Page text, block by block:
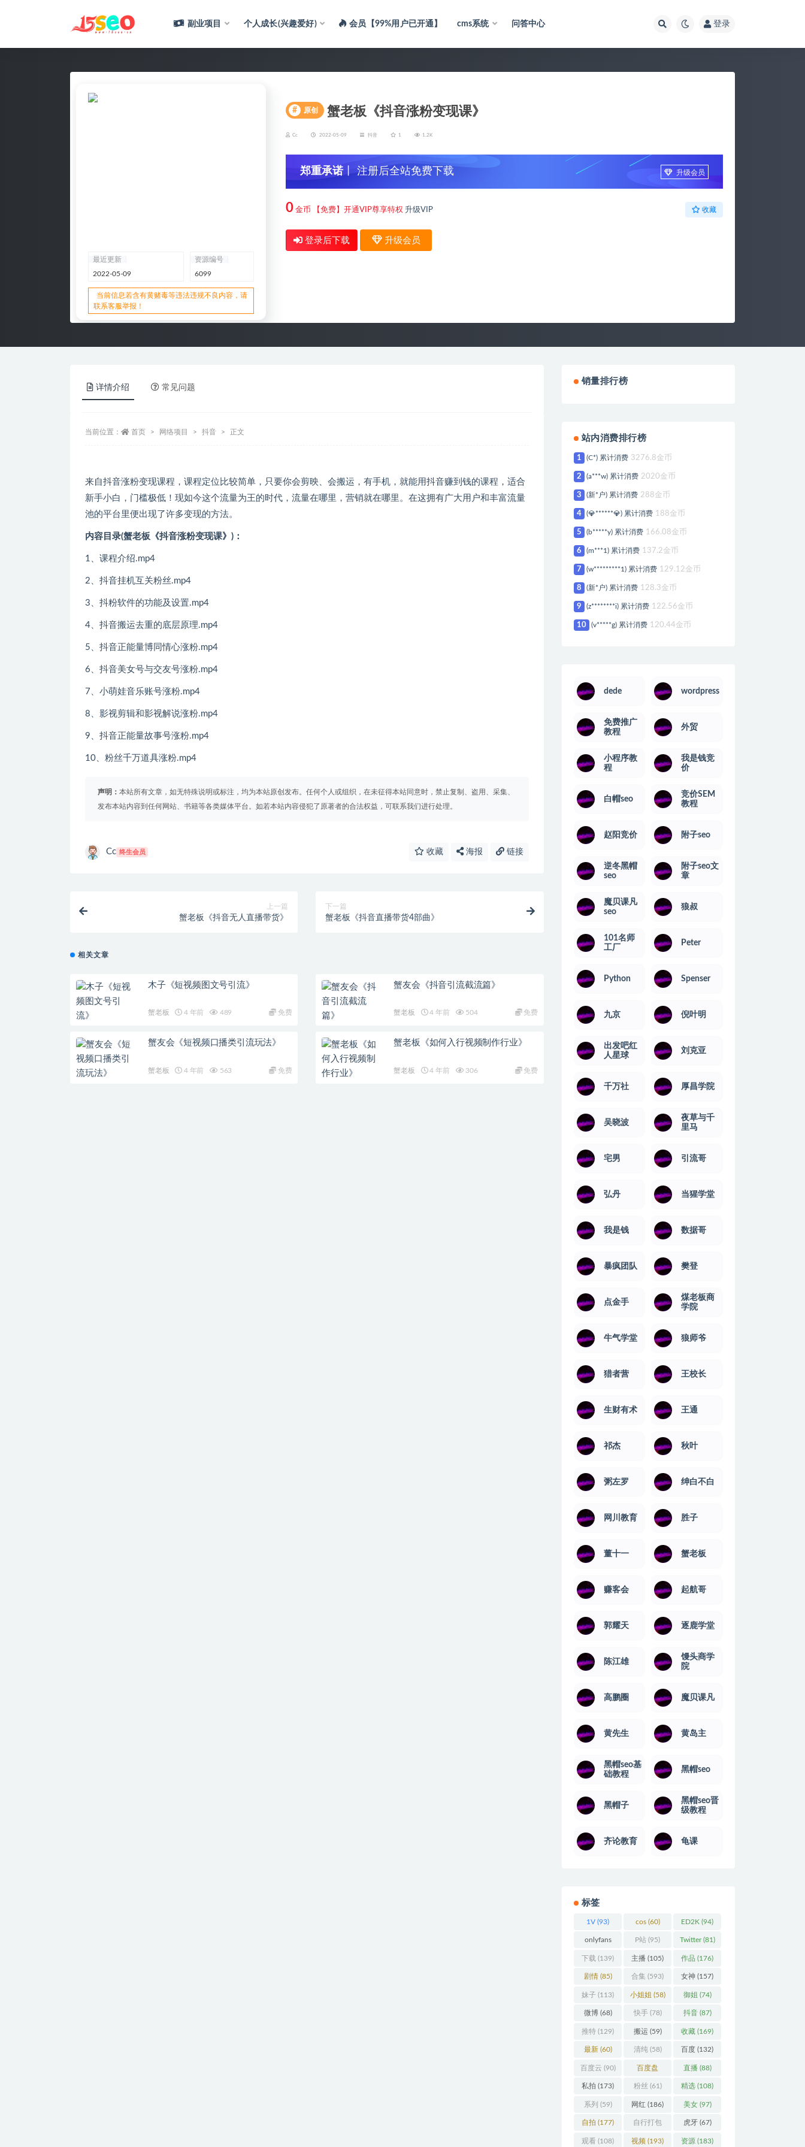
副业项目 个人成长(兴趣爱好) 会员【99%用户已开通】 cms系统 问答中心 登录
最近更新
2022-05-09
资源编号
6099
当前信息若含有黄赌毒等违法违规不良内容，请
联系客服举报！
# 原创 蟹老板《抖音涨粉变现课》
Cc 2022-05-09 抖音 1 1.2K
郑重承诺丨 注册后全站免费下载 升级会员
0 金币 【免费】开通VIP尊享特权 升级VIP 收藏
登录后下载 升级会员
详情介绍 常见问题
当前位置： 首页 网络项目 抖音 正文
来自抖音涨粉变现课程，课程定位比较简单，只要你会剪映、会搬运，有手机，就能用抖音赚到钱的课程，适合
新手小白，门槛极低！现如今这个流量为王的时代，流量在哪里，营销就在哪里。在这拥有广大用户和丰富流量
池的平台里便出现了许多变现的方法。
内容目录(蟹老板《抖音涨粉变现课》)：
1、课程介绍.mp4
2、抖音挂机互关粉丝.mp4
3、抖粉软件的功能及设置.mp4
4、抖音搬运去重的底层原理.mp4
5、抖音正能量博同情心涨粉.mp4
6、抖音美女号与交友号涨粉.mp4
7、小萌娃音乐账号涨粉.mp4
8、影视剪辑和影视解说涨粉.mp4
9、抖音正能量故事号涨粉.mp4
10、粉丝千万道具涨粉.mp4
声明： 本站所有文章，如无特殊说明或标注，均为本站原创发布。任何个人或组织，在未征得本站同意时，禁止复制、盗用、采集、
发布本站内容到任何网站、书籍等各类媒体平台。如若本站内容侵犯了原著者的合法权益，可联系我们进行处理。
Cc 终生会员 收藏 海报 链接
上一篇
蟹老板《抖音无人直播带货》
下一篇
蟹老板《抖音直播带货4部曲》
相关文章
木子《短视频图文号引流》
蟹老板 4 年前 489 免费
蟹友会《抖音引流截流篇》
蟹老板 4 年前 504 免费
蟹友会《短视频口播类引流玩法》
蟹老板 4 年前 563 免费
蟹老板《如何入行视频制作行业》
蟹老板 4 年前 306 免费
销量排行榜
站内消费排行榜
1 (C*) 累计消费 3276.8金币
2 (a***w) 累计消费 2020金币
3 (新*户) 累计消费 288金币
4 (💎******💎) 累计消费 188金币
5 (b*****y) 累计消费 166.08金币
6 (m***1) 累计消费 137.2金币
7 (w*********1) 累计消费 129.12金币
8 (新*户) 累计消费 128.3金币
9 (z********i) 累计消费 122.56金币
10 (v*****g) 累计消费 120.44金币
dede wordpress
免费推广
教程
外贸
小程序教
程
我是钱竞
价
白帽seo
竞价SEM
教程
赵阳竞价 附子seo
逆冬黑帽
seo
附子seo文
章
魔贝课凡
seo
狼叔
101名师
工厂
Peter
Python Spenser
九京 倪叶明
出发吧红
人星球
刘克亚
千万社 厚昌学院
吴晓波
夜草与千
里马
宅男 引流哥
弘丹 当猩学堂
我是钱 数据哥
暴疯团队 樊登
点金手
煤老板商
学院
牛气学堂 狼师爷
猎者营 王校长
生财有术 王通
祁杰 秋叶
粥左罗 绅白不白
网川教育 ​胜子
董十一 蟹老板
赚客会 起航哥
郭耀天 逐鹿学堂
陈江雄
馒头商学
院
高鹏圈 魔贝课凡
黄先生 黄岛主
黑帽seo基
础教程
黑帽seo
黑帽子
黑帽seo晋
级教程
齐论教育 龟课
标签
1V (93) cos(60) ED2K (94)
onlyfans
(106)
P站 (95) Twitter(81)
下载 (139) 主播 (105) 作品 (176)
剧情(85) 合集 (593) 女神 (157)
妹子 (113) 小姐姐 (58) 御姐 (74)
微博(68) 快手(78) 抖音(87)
推特 (129) 搬运 (59) 收藏 (169)
最新(60) 清纯(58) 百度 (132)
百度云 (90) 百度盘
(360)
直播(88)
私拍 (173) 粉丝 (61) 精选 (108)
系列 (59) 网红 (186) 美女(97)
自拍 (177) 自行打包
(93)
虎牙(67)
观看 (108) 视频 (193) 资源 (183)